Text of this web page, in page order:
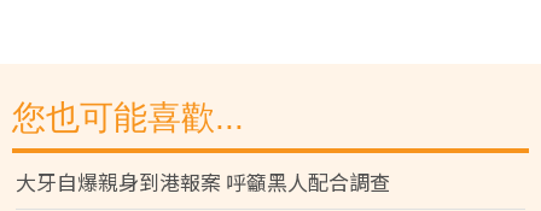
您也可能喜歡...
大牙自爆親身到港報案 呼籲黑人配合調查